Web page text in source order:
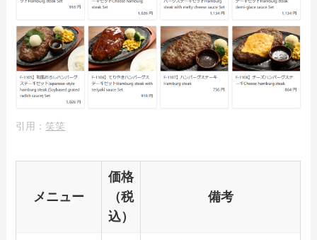
引用： 笑笑
メニュー
価格
（税
込）
備考